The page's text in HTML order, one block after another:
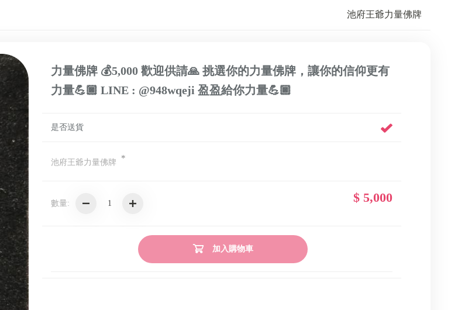
池府王爺力量佛牌
力量佛牌 💰5,000 歡迎供請🙏 挑選你的力量佛牌，讓你的信仰更有
力量💪🏿 LINE : @948wqeji 盈盈給你力量💪🏿
是否送貨
池府王爺力量佛牌 *
$ 5,000
數量:
加入購物車